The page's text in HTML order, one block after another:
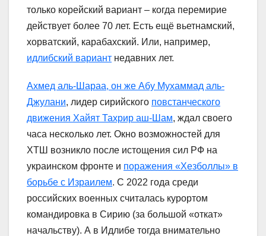
только корейский вариант – когда перемирие
действует более 70 лет. Есть ещё вьетнамский,
хорватский, карабахский. Или, например,
идлибский вариант недавних лет.
Ахмед аль-Шараа, он же Абу Мухаммад аль-
Джулани, лидер сирийского повстанческого
движения Хайят Тахрир аш-Шам, ждал своего
часа несколько лет. Окно возможностей для
ХТШ возникло после истощения сил РФ на
украинском фронте и поражения «Хезболлы» в
борьбе с Израилем. С 2022 года среди
российских военных считалась курортом
командировка в Сирию (за большой «откат»
начальству). А в Идлибе тогда внимательно